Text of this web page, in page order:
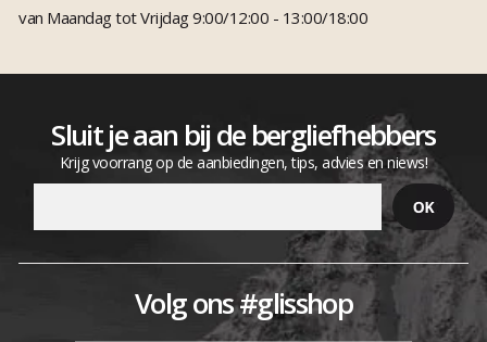
van Maandag tot Vrijdag 9:00/12:00 - 13:00/18:00
Sluit je aan bij de bergliefhebbers
Krijg voorrang op de aanbiedingen, tips, advies en niews!
Volg ons #glisshop